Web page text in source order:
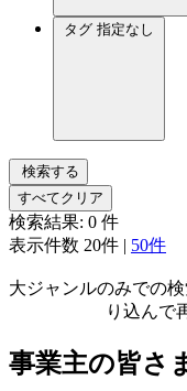
タグ 指定なし
検索する
すべてクリア
検索結果: 0 件
表示件数 20件 | 50件
大ジャンルのみでの
り込んで
事業主の皆さ